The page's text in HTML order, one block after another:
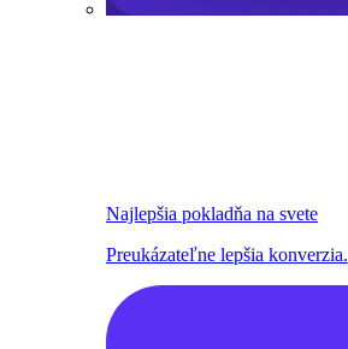
Najlepšia pokladňa na svete
Preukázateľne lepšia konverzia.